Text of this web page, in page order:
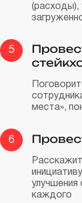
(расходы),
5
места»,
6
улучшения
каждого